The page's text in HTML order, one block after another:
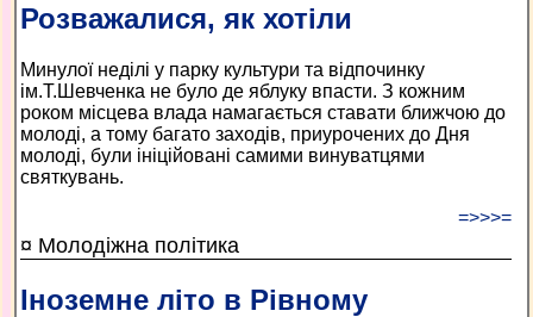
Розважалися, як хотіли
Минулої неділі у парку культури та відпочинку
ім.Т.Шевченка не було де яблуку впасти. З кожним
роком місцева влада намагається ставати ближчою до
молоді, а тому багато заходів, приурочених до Дня
молоді, були ініційовані самими винуватцями
святкувань.
=>>>=
¤ Молодіжна політика
Іноземне літо в Рівному